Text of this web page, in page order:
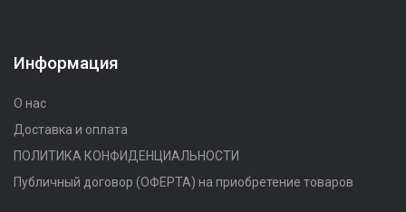
Информация
О нас
Доставка и оплата
ПОЛИТИКА КОНФИДЕНЦИАЛЬНОСТИ
Публичный договор (ОФЕРТА) на приобретение товаров